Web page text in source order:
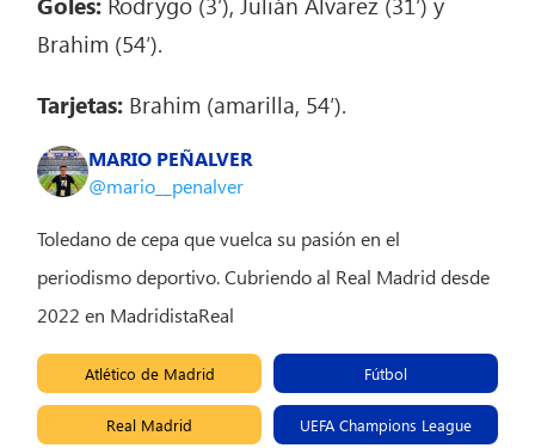
Brahim (54′).
Tarjetas: Brahim (amarilla, 54′).
MARIO PEÑALVER
@mario__penalver
Toledano de cepa que vuelca su pasión en el
periodismo deportivo. Cubriendo al Real Madrid desde
2022 en MadridistaReal
Atlético de Madrid Fútbol
Real Madrid UEFA Champions League